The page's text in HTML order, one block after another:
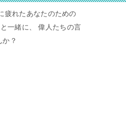
疲れたあなたのための
一緒に、 偉人たちの言
？